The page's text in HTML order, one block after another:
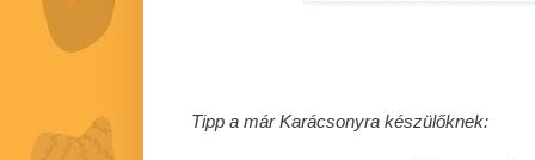
Tipp a már Karácsonyra készülőknek: